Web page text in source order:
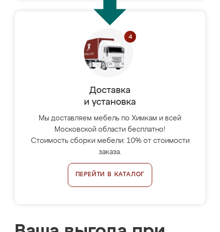
Доставка
и установка
Мы доставляем мебель по Химкам и всей
Московской области бесплатно!
Стоимость сборки мебели: 10% от стоимости
заказа.
ПЕРЕЙТИ В КАТАЛОГ